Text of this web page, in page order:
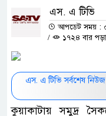
এস. এ টিভি
আপডেট সময় :
/
১৭২৪ বার
এস. এ টিভি সর্বশেষ
কুয়াকাটায় সমুদ্র